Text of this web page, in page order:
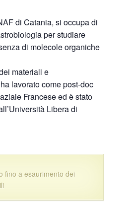
di Catania, si occupa di
per studiare
di molecole organiche
materiali e
lavorato come post-doc
Francese ed è stato
Libera di
fino a esaurimento dei